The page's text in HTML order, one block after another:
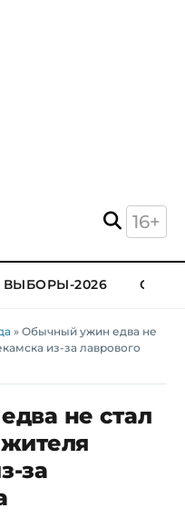
16+
ВЫБОРЫ-2026
» Обычный ужин едва не
из-за лаврового
не стал
за